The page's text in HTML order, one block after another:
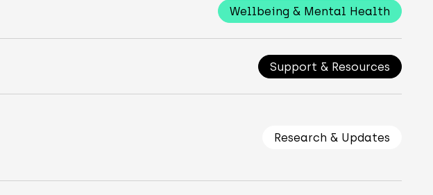
Wellbeing & Mental Health
Support & Resources
Research & Updates